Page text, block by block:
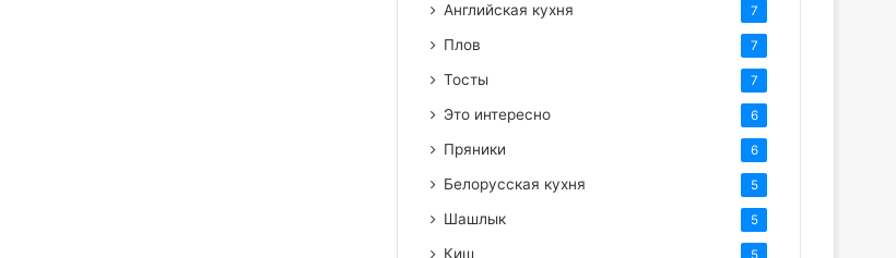
Английская кухня 7
Плов 7
Тосты 7
Это интересно 6
Пряники 6
Белорусская кухня 5
Шашлык 5
Киш 5